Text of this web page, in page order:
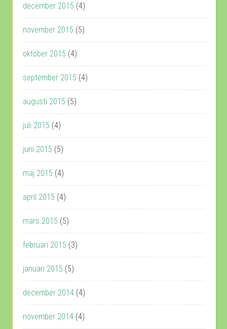
december 2015 (4)
november 2015 (5)
oktober 2015 (4)
september 2015 (4)
augusti 2015 (5)
juli 2015 (4)
juni 2015 (5)
maj 2015 (4)
april 2015 (4)
mars 2015 (5)
februari 2015 (3)
januari 2015 (5)
december 2014 (4)
november 2014 (4)